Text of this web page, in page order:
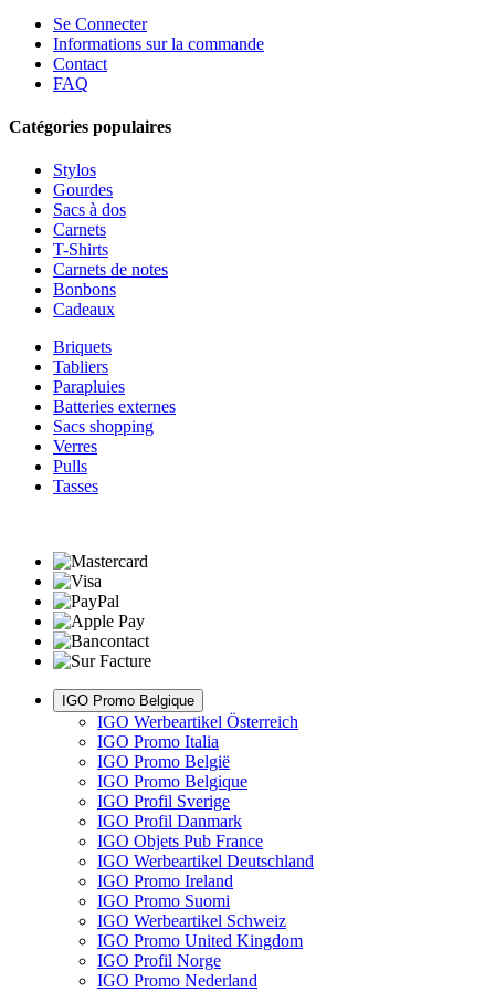
Se Connecter
Informations sur la commande
Contact
FAQ
Catégories populaires
Stylos
Gourdes
Sacs à dos
Carnets
T-Shirts
Carnets de notes
Bonbons
Cadeaux
Briquets
Tabliers
Parapluies
Batteries externes
Sacs shopping
Verres
Pulls
Tasses
IGO Promo Belgique
IGO Werbeartikel Österreich
IGO Promo Italia
IGO Promo België
IGO Promo Belgique
IGO Profil Sverige
IGO Profil Danmark
IGO Objets Pub France
IGO Werbeartikel Deutschland
IGO Promo Ireland
IGO Promo Suomi
IGO Werbeartikel Schweiz
IGO Promo United Kingdom
IGO Profil Norge
IGO Promo Nederland